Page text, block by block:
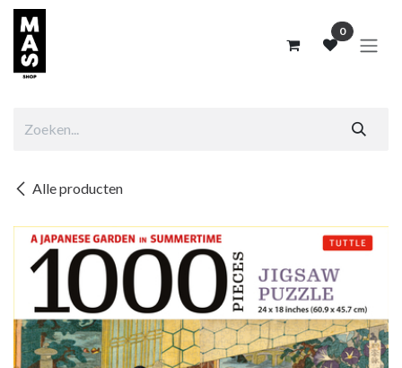
Overslaan naar inhoud
0
Alle producten